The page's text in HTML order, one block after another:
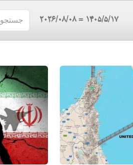
۱۴۰۵/۵/۱۷ = 2026/08/08